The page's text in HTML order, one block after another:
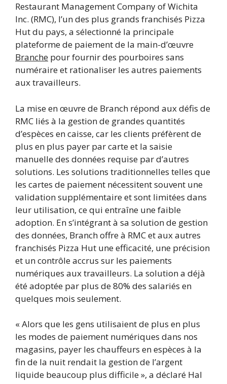
Restaurant Management Company of Wichita
Inc. (RMC), l’un des plus grands franchisés Pizza
Hut du pays, a sélectionné la principale
plateforme de paiement de la main-d’œuvre
Branche pour fournir des pourboires sans
numéraire et rationaliser les autres paiements
aux travailleurs.
La mise en œuvre de Branch répond aux défis de
RMC liés à la gestion de grandes quantités
d’espèces en caisse, car les clients préfèrent de
plus en plus payer par carte et la saisie
manuelle des données requise par d’autres
solutions. Les solutions traditionnelles telles que
les cartes de paiement nécessitent souvent une
validation supplémentaire et sont limitées dans
leur utilisation, ce qui entraîne une faible
adoption. En s’intégrant à sa solution de gestion
des données, Branch offre à RMC et aux autres
franchisés Pizza Hut une efficacité, une précision
et un contrôle accrus sur les paiements
numériques aux travailleurs. La solution a déjà
été adoptée par plus de 80% des salariés en
quelques mois seulement.
« Alors que les gens utilisaient de plus en plus
les modes de paiement numériques dans nos
magasins, payer les chauffeurs en espèces à la
fin de la nuit rendait la gestion de l’argent
liquide beaucoup plus difficile », a déclaré Hal